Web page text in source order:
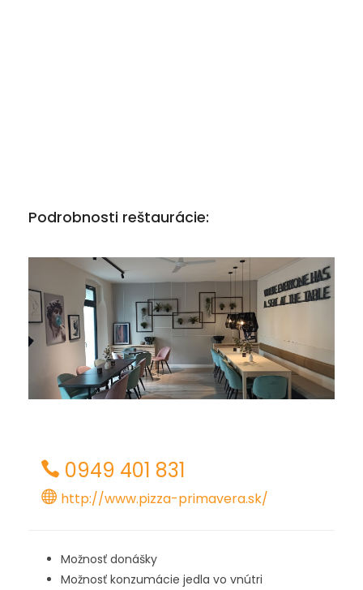
Podrobnosti reštaurácie:
0949 401 831
http://www.pizza-primavera.sk/
Možnosť donášky
Možnosť konzumácie jedla vo vnútri